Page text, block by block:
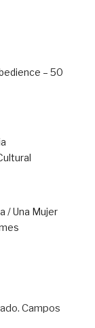
– 50
/ Una Mujer
Campos